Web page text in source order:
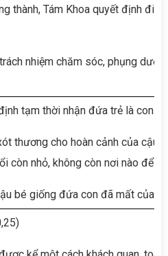
thành, Tám Khoa quyết định đi
nhiệm chăm sóc, phụng
tạm thời nhận đứa trẻ là con vì:
thương cho hoàn cảnh của cậu
còn nhỏ, không còn nơi nào để
bé giống đứa con đã mất của